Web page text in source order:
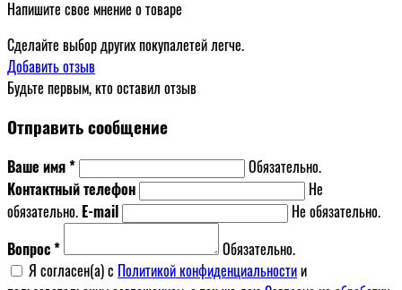
Напишите свое мнение о товаре
Сделайте выбор других покупалетей легче.
Добавить отзыв
Будьте первым, кто оставил отзыв
Отправить сообщение
Ваше имя *
Обязательно.
Контактный телефон
Не
обязательно. E-mail
Не обязательно.
Вопрос *
Обязательно.
Я согласен(a) с Политикой конфиденциальностии